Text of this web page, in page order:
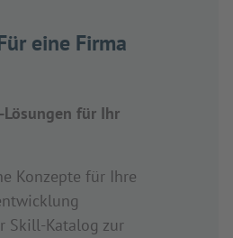
eine Firma
für Ihr
Konzepte für Ihre
Skill-Katalog zur